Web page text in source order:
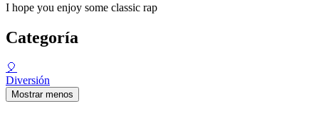
I hope you enjoy some classic rap
Categoría
🎈
Diversión
Mostrar menos